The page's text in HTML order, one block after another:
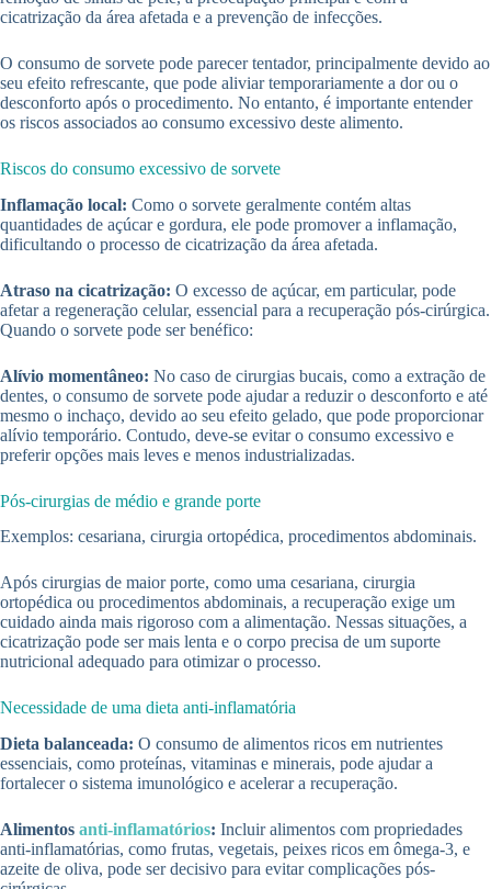
cicatrização da área afetada e a prevenção de infecções.
O consumo de sorvete pode parecer tentador, principalmente devido ao
seu efeito refrescante, que pode aliviar temporariamente a dor ou o
desconforto após o procedimento. No entanto, é importante entender
os riscos associados ao consumo excessivo deste alimento.
Riscos do consumo excessivo de sorvete
Inflamação local: Como o sorvete geralmente contém altas
quantidades de açúcar e gordura, ele pode promover a inflamação,
dificultando o processo de cicatrização da área afetada.
Atraso na cicatrização: O excesso de açúcar, em particular, pode
afetar a regeneração celular, essencial para a recuperação pós-cirúrgica.
Quando o sorvete pode ser benéfico:
Alívio momentâneo: No caso de cirurgias bucais, como a extração de
dentes, o consumo de sorvete pode ajudar a reduzir o desconforto e até
mesmo o inchaço, devido ao seu efeito gelado, que pode proporcionar
alívio temporário. Contudo, deve-se evitar o consumo excessivo e
preferir opções mais leves e menos industrializadas.
Pós-cirurgias de médio e grande porte
Exemplos: cesariana, cirurgia ortopédica, procedimentos abdominais.
Após cirurgias de maior porte, como uma cesariana, cirurgia
ortopédica ou procedimentos abdominais, a recuperação exige um
cuidado ainda mais rigoroso com a alimentação. Nessas situações, a
cicatrização pode ser mais lenta e o corpo precisa de um suporte
nutricional adequado para otimizar o processo.
Necessidade de uma dieta anti-inflamatória
Dieta balanceada: O consumo de alimentos ricos em nutrientes
essenciais, como proteínas, vitaminas e minerais, pode ajudar a
fortalecer o sistema imunológico e acelerar a recuperação.
Alimentos anti-inflamatórios: Incluir alimentos com propriedades
anti-inflamatórias, como frutas, vegetais, peixes ricos em ômega-3, e
azeite de oliva, pode ser decisivo para evitar complicações pós-